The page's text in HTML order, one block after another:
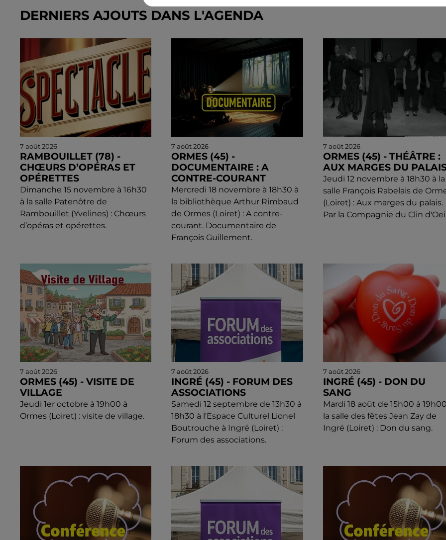
DERNIERS AJOUTS DANS L'AGENDA
7 août 2026
RAMBOUILLET (78) -
CHŒURS D’OPÉRAS ET
OPÉRETTES
Dimanche 15 novembre à 16h30
à la salle Patenôtre de
Rambouillet (Yvelines) : Chœurs
d’opéras et opérettes.
7 août 2026
ORMES (45) -
DOCUMENTAIRE : A
CONTRE-COURANT
Mercredi 18 novembre à 18h30 à
la bibliothèque Arthur Rimbaud
de Ormes (Loiret) : A contre-
courant. Documentaire de
François Guillement.
7 août 2026
ORMES (45) - THÉÂTRE :
AUX MARGES DU
Jeudi 12 novembre à 18h30 à la
salle François Rabelais de
(Loiret) : Aux marges du palais.
Par la Compagnie du Clin
7 août 2026
ORMES (45) - VISITE DE
VILLAGE
Jeudi 1er octobre à 19h00 à
Ormes (Loiret) : visite de village.
7 août 2026
INGRÉ (45) - FORUM DES
ASSOCIATIONS
Samedi 12 septembre de 13h30 à
18h30 à l'Espace Culturel Lionel
Boutrouche à Ingré (Loiret) :
Forum des associations.
7 août 2026
INGRÉ (45) - DON DU
SANG
Mardi 18 août de 15h00 à
la salle des fêtes Jean Zay de
Ingré (Loiret) : Don du sang.